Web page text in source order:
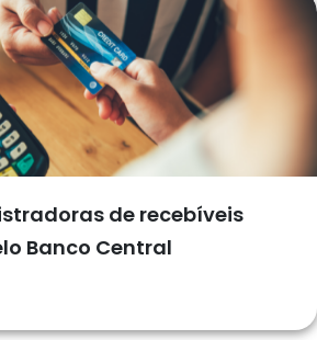
de recebíveis
Banco Central